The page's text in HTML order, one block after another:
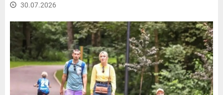
30.07.2026